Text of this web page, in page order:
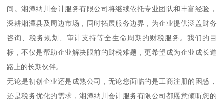
间。湘潭纳川会计服务有限公司将继续依托专业团队和丰富经验，
深耕湘潭县及周边市场，同时拓展服务边界，为企业提供涵盖财务
咨询、税务规划、审计支持等全生命周期的财税服务。我们的目
标，不仅是帮助企业解决眼前的财税难题，更希望成为企业成长道
路上的长期伙伴。
无论是初创企业还是成熟公司，无论您面临的是工商注册的困惑，
还是税务优化的需求，湘潭纳川会计服务有限公司都愿意倾听您的